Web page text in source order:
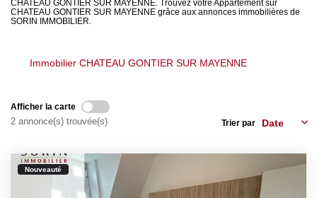
NOS SERVICES
CHATEAU GONTIER SUR MAYENNE. Trouvez votre Appartement sur
CHATEAU GONTIER SUR MAYENNE grâce aux annonces immobilières de
SORIN IMMOBILIER.
Immobilier CHATEAU GONTIER SUR MAYENNE
Afficher la carte
2 annonce(s) trouvée(s) Trier par
Nouveauté